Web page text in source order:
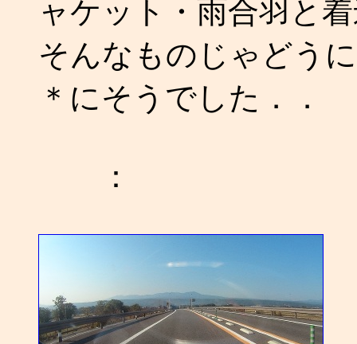
ャケット・雨合羽と
そんなものじゃどう
＊にそうでした．．
：